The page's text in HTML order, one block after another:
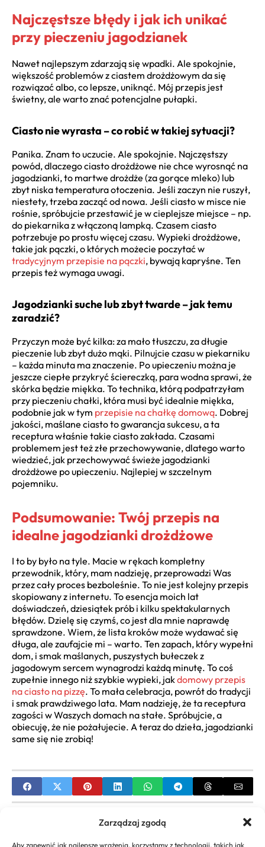
Zarządzaj zgodą
Aby zapewnić jak najlepsze wrażenia, korzystamy z technologii, takich jak
Najczęstsze błędy i jak ich unikać
przy pieczeniu jagodzianek
Nawet najlepszym zdarzają się wpadki. Ale spokojnie,
większość problemów z ciastem drożdżowym da się
rozwiązać albo, co lepsze, uniknąć. Mój przepis jest
świetny, ale warto znać potencjalne pułapki.
Ciasto nie wyrasta – co robić w takiej sytuacji?
Panika. Znam to uczucie. Ale spokojnie. Najczęstszy
powód, dlaczego ciasto drożdżowe nie chce wyrosnąć na
jagodzianki, to martwe drożdże (za gorące mleko) lub
zbyt niska temperatura otoczenia. Jeśli zaczyn nie ruszył,
niestety, trzeba zacząć od nowa. Jeśli ciasto w misce nie
rośnie, spróbujcie przestawić je w cieplejsze miejsce – np.
do piekarnika z włączoną lampką. Czasem ciasto
potrzebuje po prostu więcej czasu. Wypieki drożdżowe,
takie jak pączki, o których możecie poczytać w
tradycyjnym przepisie na pączki, bywają kapryśne. Ten
przepis też wymaga uwagi.
Jagodzianki suche lub zbyt twarde – jak temu
zaradzić?
Przyczyn może być kilka: za mało tłuszczu, za długie
pieczenie lub zbyt dużo mąki. Pilnujcie czasu w piekarniku
– każda minuta ma znaczenie. Po upieczeniu można je
jeszcze ciepłe przykryć ściereczką, para wodna sprawi, że
skórka będzie miękka. To technika, którą podpatrzyłam
przy pieczeniu chałki, która musi być idealnie miękka,
podobnie jak w tym przepisie na chałkę domową. Dobrej
jakości, maślane ciasto to gwarancja sukcesu, a ta
receptura właśnie takie ciasto zakłada. Czasami
problemem jest też złe przechowywanie, dlatego warto
wiedzieć, jak przechowywać świeże jagodzianki
drożdżowe po upieczeniu. Najlepiej w szczelnym
pojemniku.
Podsumowanie: Twój przepis na
idealne jagodzianki drożdżowe
I to by było na tyle. Macie w rękach kompletny
przewodnik, który, mam nadzieję, przeprowadzi Was
przez cały proces bezboleśnie. To nie jest kolejny przepis
skopiowany z internetu. To esencja moich lat
doświadczeń, dziesiątek prób i kilku spektakularnych
błędów. Dzielę się czymś, co jest dla mnie naprawdę
sprawdzone. Wiem, że lista kroków może wydawać się
długa, ale zaufajcie mi – warto. Ten zapach, który wypełni
dom, i smak maślanych, puszystych bułeczek z
jagodowym sercem wynagrodzi każdą minutę. To coś
zupełnie innego niż szybkie wypieki, jakdomowy przepis
na ciasto na pizzę. To mała celebracja, powrót do tradycji
i smak prawdziwego lata. Mam nadzieję, że ta receptura
zagości w Waszych domach na stałe. Spróbujcie, a
obiecuję, że nie pożałujecie. A teraz do dzieła, jagodzianki
same się nie zrobią!
Przepis na pizzę na suchych drożdżach bez